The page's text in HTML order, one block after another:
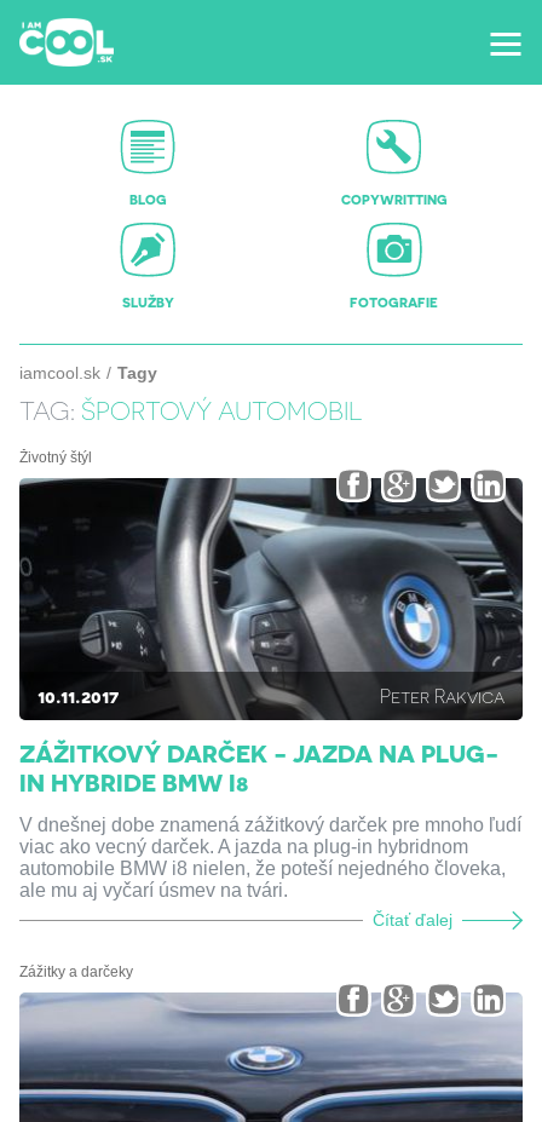
BLOG COPYWRITTING
SLUŽBY FOTOGRAFIE
iamcool.sk Tagy
TAG: ŠPORTOVÝ AUTOMOBIL
Životný štýl
10.11.2017 Peter Rakvica
ZÁŽITKOVÝ DARČEK - JAZDA NA PLUG-
IN HYBRIDE BMW I8
V dnešnej dobe znamená zážitkový darček pre mnoho ľudí
viac ako vecný darček. A jazda na plug-in hybridnom
automobile BMW i8 nielen, že poteší nejedného človeka,
ale mu aj vyčarí úsmev na tvári.
Čítať ďalej
Zážitky a darčeky